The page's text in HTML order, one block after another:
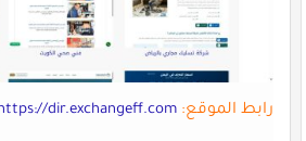
رابط الموقع: https://dir.exchangeff.com/